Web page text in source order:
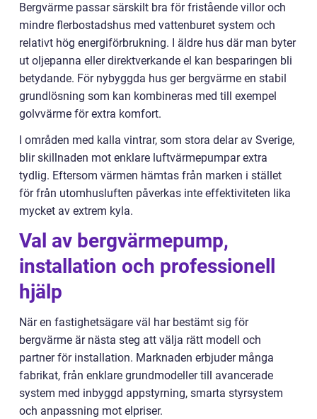
Bergvärme passar särskilt bra för fristående villor och
mindre flerbostadshus med vattenburet system och
relativt hög energiförbrukning. I äldre hus där man byter
ut oljepanna eller direktverkande el kan besparingen bli
betydande. För nybyggda hus ger bergvärme en stabil
grundlösning som kan kombineras med till exempel
golvvärme för extra komfort.
I områden med kalla vintrar, som stora delar av Sverige,
blir skillnaden mot enklare luftvärmepumpar extra
tydlig. Eftersom värmen hämtas från marken i stället
för från utomhusluften påverkas inte effektiviteten lika
mycket av extrem kyla.
Val av bergvärmepump,
installation och professionell
hjälp
När en fastighetsägare väl har bestämt sig för
bergvärme är nästa steg att välja rätt modell och
partner för installation. Marknaden erbjuder många
fabrikat, från enklare grundmodeller till avancerade
system med inbyggd appstyrning, smarta styrsystem
och anpassning mot elpriser.